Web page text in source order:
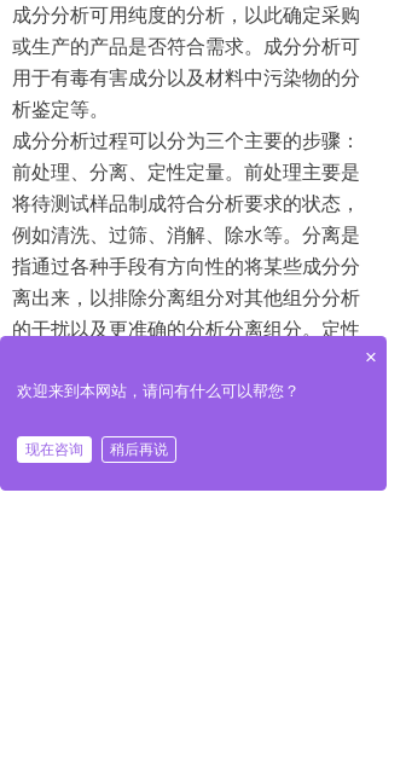
成分分析可用纯度的分析，以此确定采购
或生产的产品是否符合需求。成分分析可
用于有毒有害成分以及材料中污染物的分
析鉴定等。
成分分析过程可以分为三个主要的步骤：
前处理、分离、定性定量。前处理主要是
将待测试样品制成符合分析要求的状态，
例如清洗、过筛、消解、除水等。分离是
指通过各种手段有方向性的将某些成分分
离出来，以排除分离组分对其他组分分析
的干扰以及更准确的分析分离组分。定性
热谱、质谱，化学滴定等手段进行组分的
×
欢迎来到本网站，请问有什么可以帮您？
现在咨询 稍后再说